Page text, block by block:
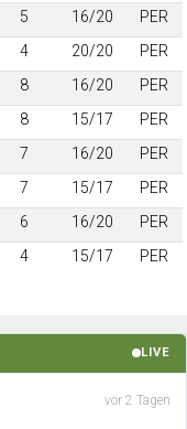
5 16/20
PER
4 20/20
PER
8 16/20
PER
8 15/17
PER
7 16/20
PER
7 15/17
PER
6 16/20
PER
4 15/17 PER
LIVE
vor 2 Tagen